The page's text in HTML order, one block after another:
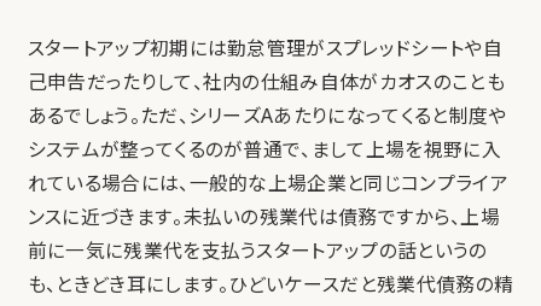
スタートアップ初期には勤怠管理がスプレッドシートや自
己申告だったりして、社内の仕組み自体がカオスのことも
あるでしょう。ただ、シリーズAあたりになってくると制度や
システムが整ってくるのが普通で、まして上場を視野に入
れている場合には、一般的な上場企業と同じコンプライア
ンスに近づきます。未払いの残業代は債務ですから、上場
前に一気に残業代を支払うスタートアップの話というの
も、ときどき耳にします。ひどいケースだと残業代債務の精